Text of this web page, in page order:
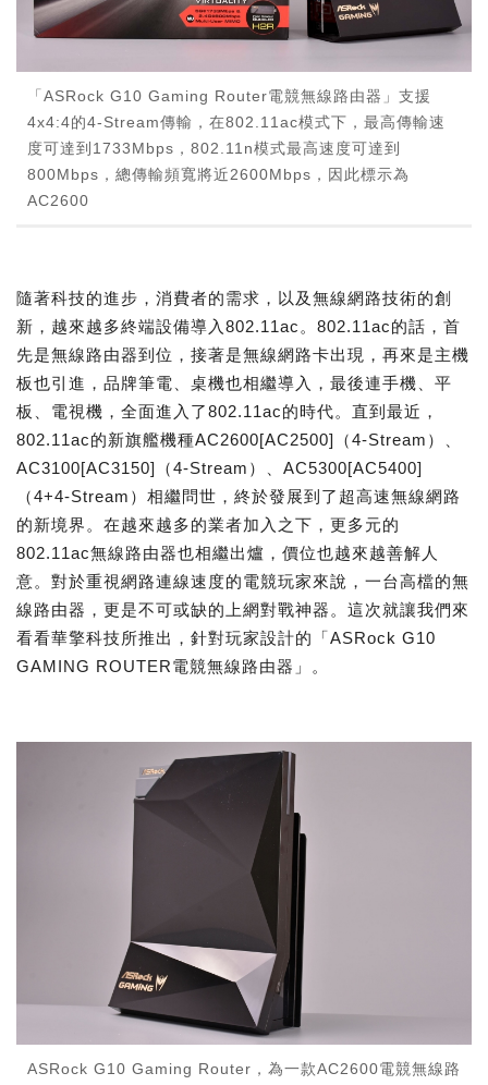
「ASRock G10 Gaming Router電競無線路由器」支援
4x4:4的4-Stream傳輸，在802.11ac模式下，最高傳輸速
度可達到1733Mbps，802.11n模式最高速度可達到
800Mbps，總傳輸頻寬將近2600Mbps，因此標示為
AC2600
隨著科技的進步，消費者的需求，以及無線網路技術的創
新，越來越多終端設備導入802.11ac。802.11ac的話，首
先是無線路由器到位，接著是無線網路卡出現，再來是主機
板也引進，品牌筆電、桌機也相繼導入，最後連手機、平
板、電視機，全面進入了802.11ac的時代。直到最近，
802.11ac的新旗艦機種AC2600[AC2500]（4-Stream）、
AC3100[AC3150]（4-Stream）、AC5300[AC5400]
（4+4-Stream）相繼問世，終於發展到了超高速無線網路
的新境界。在越來越多的業者加入之下，更多元的
802.11ac無線路由器也相繼出爐，價位也越來越善解人
意。對於重視網路連線速度的電競玩家來說，一台高檔的無
線路由器，更是不可或缺的上網對戰神器。這次就讓我們來
看看華擎科技所推出，針對玩家設計的「ASRock G10
GAMING ROUTER電競無線路由器」。
ASRock G10 Gaming Router，為一款AC2600電競無線路